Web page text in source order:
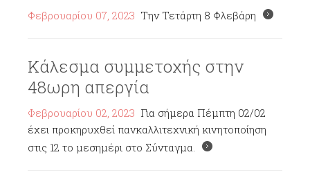
Φεβρουαρίου 07, 2023 Την Τετάρτη 8 Φλεβάρη
Κάλεσμα συμμετοχής στην
48ωρη απεργία
Φεβρουαρίου 02, 2023 Για σήμερα Πέμπτη 02/02
έχει προκηρυχθεί πανκαλλιτεχνική κινητοποίηση
στις 12 το μεσημέρι στο Σύνταγμα.